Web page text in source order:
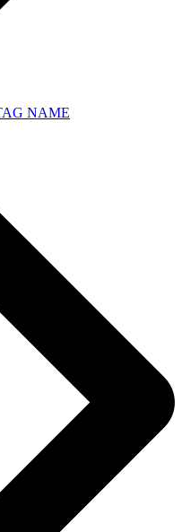
NAME